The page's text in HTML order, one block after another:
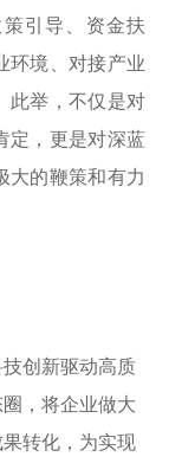
引导、资金扶
环境、对接产业
此举，不仅是对
定，更是对深蓝
大的鞭策和有力
创新驱动高质
，将企业做大
转化，为实现